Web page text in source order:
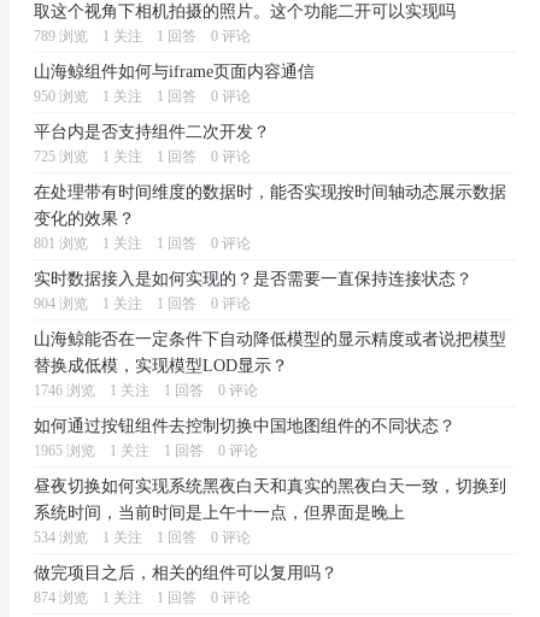
取这个视角下相机拍摄的照片。这个功能二开可以实现吗
789 浏览 1 关注 1 回答 0 评论
山海鲸组件如何与iframe页面内容通信
950 浏览 1 关注 1 回答 0 评论
平台内是否支持组件二次开发？
725 浏览 1 关注 1 回答 0 评论
在处理带有时间维度的数据时，能否实现按时间轴动态展示数据
变化的效果？
801 浏览 1 关注 1 回答 0 评论
实时数据接入是如何实现的？是否需要一直保持连接状态？
904 浏览 1 关注 1 回答 0 评论
山海鲸能否在一定条件下自动降低模型的显示精度或者说把模型
替换成低模，实现模型LOD显示？
1746 浏览 1 关注 1 回答 0 评论
如何通过按钮组件去控制切换中国地图组件的不同状态？
1965 浏览 1 关注 1 回答 0 评论
昼夜切换如何实现系统黑夜白天和真实的黑夜白天一致，切换到
系统时间，当前时间是上午十一点，但界面是晚上
534 浏览 1 关注 1 回答 0 评论
做完项目之后，相关的组件可以复用吗？
874 浏览 1 关注 1 回答 0 评论